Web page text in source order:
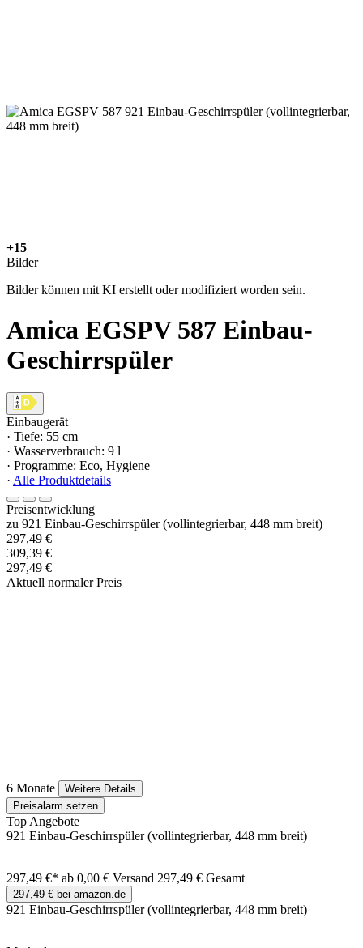
+15
Bilder
Bilder können mit KI erstellt oder modifiziert worden sein.
Amica EGSPV 587 Einbau-
Geschirrspüler
Einbaugerät
· Tiefe: 55 cm
· Wasserverbrauch: 9 l
· Programme: Eco, Hygiene
· Alle Produktdetails
Preisentwicklung
zu 921 Einbau-Geschirrspüler (vollintegrierbar, 448 mm breit)
297,49 €
309,39 €
297,49 €
Aktuell normaler Preis
6 Monate
Weitere Details
Preisalarm setzen
Top Angebote
921 Einbau-Geschirrspüler (vollintegrierbar, 448 mm breit)
297,49 €* ab 0,00 € Versand 297,49 € Gesamt
297,49 € bei amazon.de
921 Einbau-Geschirrspüler (vollintegrierbar, 448 mm breit)